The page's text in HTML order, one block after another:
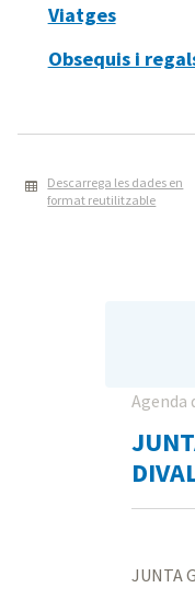
Viatges
Obsequis i
Descarrega les dades en
format reutilitzable
Agenda
JUNTA